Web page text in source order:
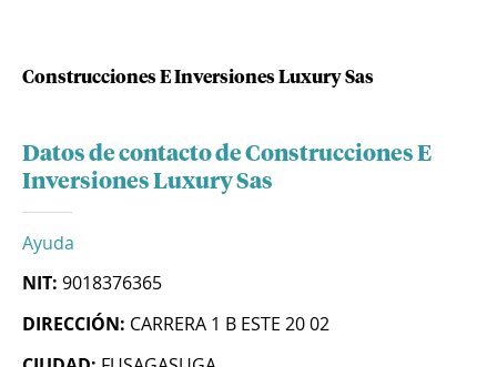
Construcciones E Inversiones Luxury Sas
Datos de contacto de Construcciones E
Inversiones Luxury Sas
Ayuda
NIT: 9018376365
DIRECCIÓN: CARRERA 1 B ESTE 20 02